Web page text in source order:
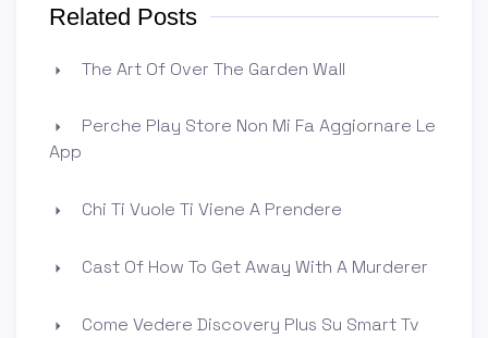
Related Posts
The Art Of Over The Garden Wall
Perche Play Store Non Mi Fa Aggiornare Le
App
Chi Ti Vuole Ti Viene A Prendere
Cast Of How To Get Away With A Murderer
Come Vedere Discovery Plus Su Smart Tv